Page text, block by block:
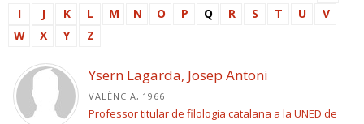
I
J K L M N O P Q R S T U
V
W
X Y Z
Ysern Lagarda, Josep Antoni
VALÈNCIA, 1966
Professor titular de filologia catalana a la UNED de